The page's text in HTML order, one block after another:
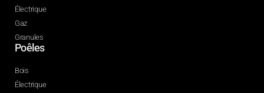
Électrique
Gaz
Granules
Poêles
Bois
Électrique